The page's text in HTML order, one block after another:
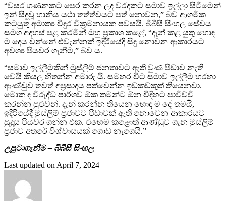
“වසර ගණනකට පෙර කරන ලද වරදකට සමාව ඉල්ලා සිටීමෙන්
ඉන් සිදුවූ හානිය යථා තත්ත්වයට පත් නොවන,” බව ආගමික
කටයුතු අමාත්‍ය විදුර වික්‍රමනායක පවසයි. බීබීසී සිංහල සේවය
සමග අදහස් පළ කරමින් ඔහු ප්‍රකාශ කළේ, “දැන් කළ යුතු හොඳ
ම දෙය වන්නේ එවැන්නක් ඉදිරියේදී සිදු නොවන ආකාරයට
අවශ්‍ය පියවර ගැනීම,” බව ය.
“සමාව ඉල්ලීමකින් මුස්ලිම් ජනතාවට ඇති වුණ පීඩාව නැති
වෙයි කියල හිතන්න අමාරු යි. සමහර විට සමාව ඉල්ලීම හරහා
ආණ්ඩුව තවත් අප්‍රසාදය පත්වෙන්න ඉඩකඩකුත් තියෙනවා.
මොක ද විරුද්ධ පාර්ශව ඕක තමන්ට ඕන විදිහට පාවිච්චි
කරන්න පුළුවන්. දැන් කරන්න තියෙන හොඳ ම දේ තමයි,
ඉදිරියේදී මුස්ලිම් ප්‍රජාවට පීඩාවක් ඇති නොවෙන ආකාරයට
සුදුසු පියවර ගන්න එක. එහෙම කළොත් ආණ්ඩුව ගැන මුස්ලිම්
ප්‍රජාව අතරේ විශ්වාසයක් ගොඩ නැගෙයි.”
උපුටාගැනීම – බීබීසී සිංහල
Last updated on April 7, 2024